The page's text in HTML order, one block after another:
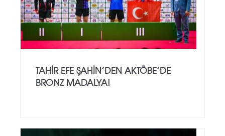
TAHIR EFE ŞAHIN’DEN AKTÖBE’DE
BRONZ MADALYA!